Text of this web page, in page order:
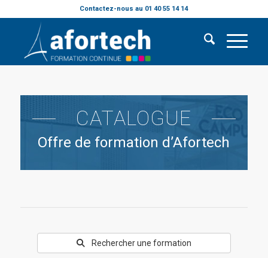
Contactez-nous au 01 40 55 14 14
CATALOGUE
Offre de formation d’Afortech
Rechercher une formation